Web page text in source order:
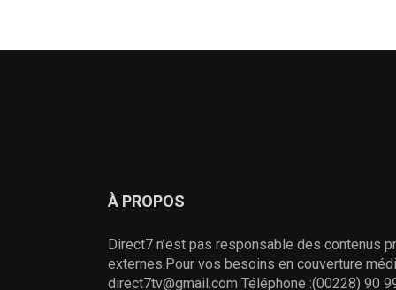
À PROPOS
Direct7 n’est pas responsable des contenus
externes.Pour vos besoins en couverture
direct7tv@gmail.com Téléphone :(00228) 90